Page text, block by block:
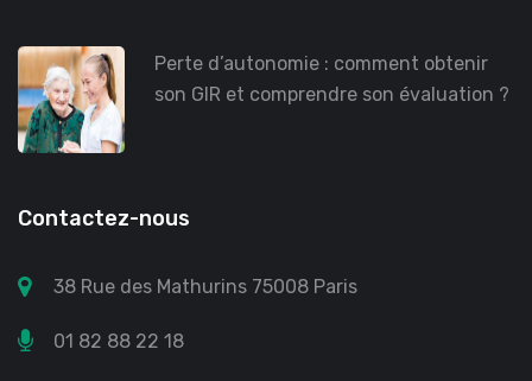
Perte d’autonomie : comment obtenir
son GIR et comprendre son évaluation ?
Contactez-nous
38 Rue des Mathurins 75008 Paris
01 82 88 22 18